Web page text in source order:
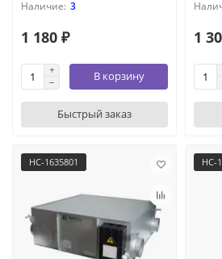
3
1 180 ₽
В корзину
Быстрый заказ
1
НС-1635801 НС-